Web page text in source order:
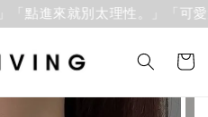
「點進來就別太理性。」「可愛